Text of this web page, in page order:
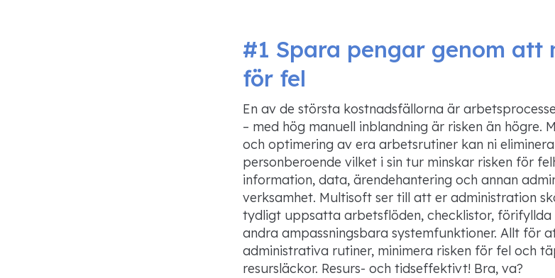
#1 Spara pengar genom att
för fel
En av de största kostnadsfällorna är
– med hög manuell inblandning är risken än högre.
och optimering av era arbetsrutiner kan ni
personberoende vilket i sin tur minskar risken för
information, data, ärendehantering och annan
verksamhet. Multisoftser till att er administration
tydligt uppsatta arbetsflöden, checklistor,
andra ampassningsbara systemfunktioner. Allt för
administrativa rutiner, minimera risken för fel och
resursläckor. Resurs- och tidseffektivt! Bra, va?